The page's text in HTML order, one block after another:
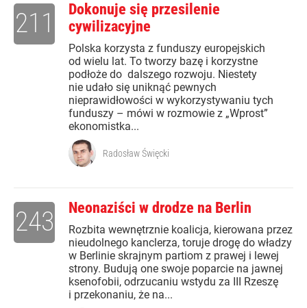
Dokonuje się przesilenie
cywilizacyjne
Polska korzysta z funduszy europejskich
od wielu lat. To tworzy bazę i korzystne
podłoże do dalszego rozwoju. Niestety
nie udało się uniknąć pewnych
nieprawidłowości w wykorzystywaniu tych
funduszy – mówi w rozmowie z „Wprost”
ekonomistka...
211
Radosław Święcki
Neonaziści w drodze na Berlin
Rozbita wewnętrznie koalicja, kierowana przez
nieudolnego kanclerza, toruje drogę do władzy
w Berlinie skrajnym partiom z prawej i lewej
strony. Budują one swoje poparcie na jawnej
ksenofobii, odrzucaniu wstydu za III Rzeszę
i przekonaniu, że na...
243